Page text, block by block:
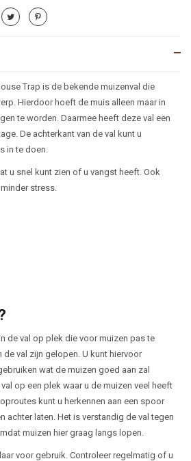
Trap is de bekende muizenval die
Hierdoor hoeft de muis alleen maar in
te worden. Daarmee heeft deze val een
De achterkant van de val kunt u
in te doen.
u snel kunt zien of u vangst heeft. Ook
stress.
de val op plek die voor muizen pas te
de val zijn gelopen. U kunt hiervoor
wat de muizen goed aan zal
op een plek waar u de muizen veel heeft
kunt u herkennen aan een spoor
achter laten. Het is verstandig de val tegen
muizen hier graag langs lopen.
voor gebruik. Controleer regelmatig of u